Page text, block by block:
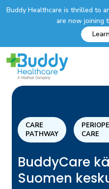
Buddy Healthcare is thrilled to
are now joining
CARE
PATHWAY
CARE
BuddyCare
Suomen